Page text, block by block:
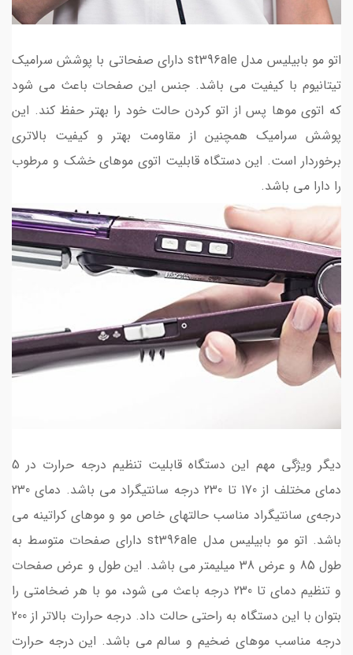
اتو مو بابیلیس مدل st396ale دارای صفحاتی با پوشش سرامیک
تیتانیوم با کیفیت می باشد. جنس این صفحات باعث می شود
که اتوی موها پس از اتو کردن حالت خود را بهتر حفظ کند. این
پوشش سرامیک همچنین از مقاومت بهتر و کیفیت بالاتری
برخوردار است. این دستگاه قابلیت اتوی موهای خشک و مرطوب
را دارا می باشد.
دیگر ویژگی مهم این دستگاه قابلیت تنظیم درجه حرارت در 5
دمای مختلف از 170 تا 230 درجه سانتیگراد می باشد. دمای 230
درجه‌ی سانتیگراد مناسب حالتهای خاص مو و موهای کراتینه می
باشد. اتو مو بابیلیس مدل st396ale دارای صفحات متوسط به
طول 85 و عرض 38 میلیمتر می باشد. این طول و عرض صفحات
و تنظیم دمای تا 230 درجه باعث می شود، مو با هر ضخامتی را
بتوان با این دستگاه به راحتی حالت داد. درجه حرارت بالاتر از 200
درجه مناسب موهای ضخیم و سالم می باشد. این درجه حرارت